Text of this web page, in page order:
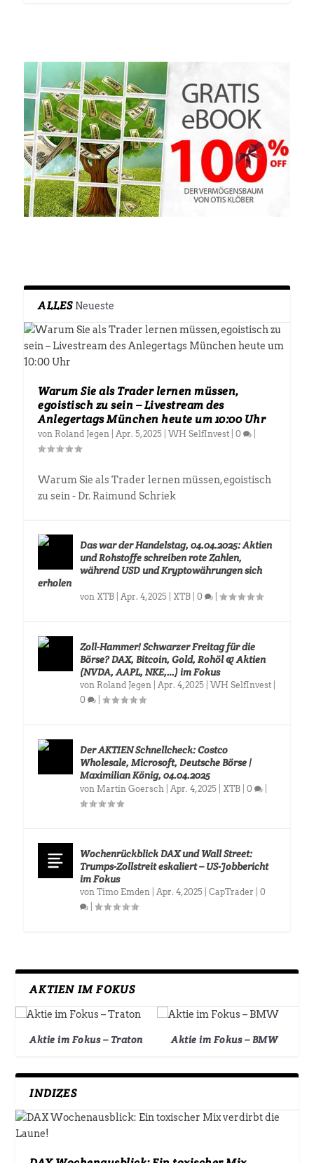
ALLES Neueste
Warum Sie als Trader lernen müssen,
egoistisch zu sein – Livestream des
Anlegertags München heute um 10:00 Uhr
von Roland Jegen |Apr. 5, 2025 |WH SelfInvest |0
Warum Sie als Trader lernen müssen, egoistisch
zu sein - Dr. Raimund Schriek
Das war der Handelstag, 04.04.2025: Aktien
und Rohstoffe schreiben rote Zahlen,
während USD und Kryptowährungen sich
erholen
von XTB Apr. 4, 2025 XTB |0 |
Zoll-Hammer! Schwarzer Freitag für die
Börse? DAX, Bitcoin, Gold, Rohöl & Aktien
(NVDA, AAPL, NKE,…) im Fokus
von Roland Jegen Apr. 4, 2025 |WH SelfInvest
0
|
Der AKTIEN Schnellcheck: Costco
Wholesale, Microsoft, Deutsche Börse |
Maximilian König, 04.04.2025
von Martin Goersch Apr. 4, 2025 XTB |0
Wochenrückblick DAX und Wall Street:
Trumps-Zollstreit eskaliert – US-Jobbericht
im Fokus
vonTimo Emden Apr. 4, 2025 |CapTrader |0
|
AKTIEN IM FOKUS
Aktie im Fokus – Traton Aktie im Fokus – BMW
INDIZES